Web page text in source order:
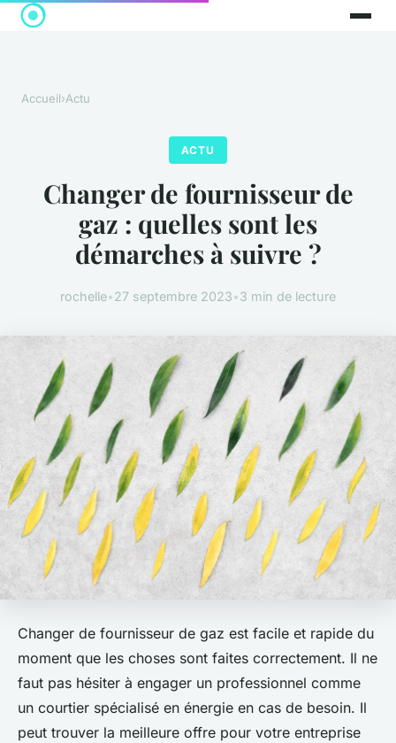
Accueil›Actu
ACTU
Changer de fournisseur de
gaz : quelles sont les
démarches à suivre ?
rochelle•27 septembre 2023•3 min de lecture
Changer de fournisseur de gaz est facile et rapide du
moment que les choses sont faites correctement. Il ne
faut pas hésiter à engager un professionnel comme
un courtier spécialisé en énergie en cas de besoin. Il
peut trouver la meilleure offre pour votre entreprise